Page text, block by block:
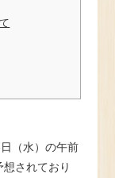
（水）の午前
されており